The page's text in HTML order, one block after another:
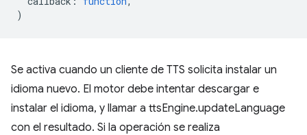
)
Se activa cuando un cliente de TTS solicita instalar un
idioma nuevo. El motor debe intentar descargar e
instalar el idioma, y llamar a ttsEngine.updateLanguage
con el resultado. Si la operación se realiza